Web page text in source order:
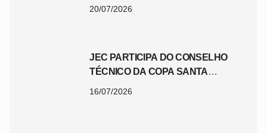
20/07/2026
JEC PARTICIPA DO CONSELHO
TÉCNICO DA COPA SANTA
16/07/2026